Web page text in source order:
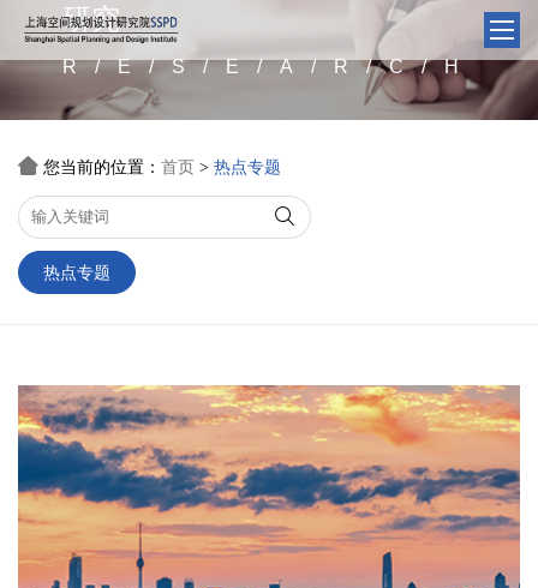
研究
R/E/S/E/A/R/C/H
 您当前的位置： 首页 > 热点专题

热点专题